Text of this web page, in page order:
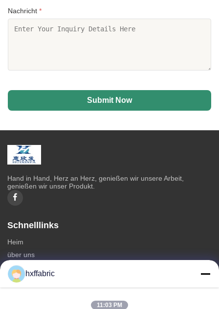
Nachricht *
Submit Now
Hand in Hand, Herz an Herz, genießen wir unsere Arbeit,
genießen wir unser Produkt.
Schnelllinks
Heim
über uns
produits
Kontaktieren Sie uns
hxffabric
11:03 PM